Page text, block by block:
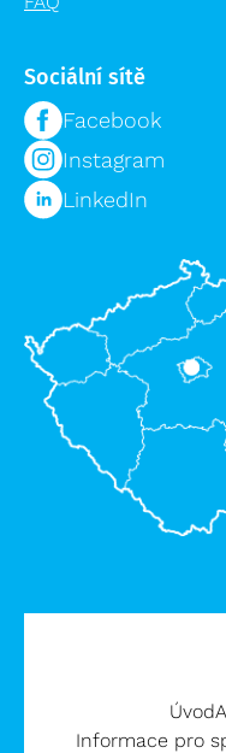
Sociální sítě
Facebook
Instagram
LinkedIn
Úvod
Informace pro